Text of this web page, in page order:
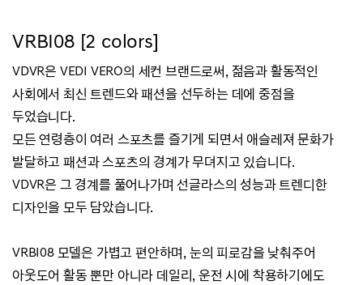
VRBI08 [2 colors]
VDVR은 VEDI VERO의 세컨 브랜드로써, 젊음과 활동적인
사회에서 최신 트렌드와 패션을 선두하는 데에 중점을
두었습니다.
모든 연령층이 여러 스포츠를 즐기게 되면서 애슬레져 문화가
발달하고 패션과 스포츠의 경계가 무뎌지고 있습니다.
VDVR은 그 경계를 풀어나가며 선글라스의 성능과 트렌디한
디자인을 모두 담았습니다.
VRBI08 모델은 가볍고 편안하며, 눈의 피로감을 낮춰주어
아웃도어 활동 뿐만 아니라 데일리, 운전 시에 착용하기에도